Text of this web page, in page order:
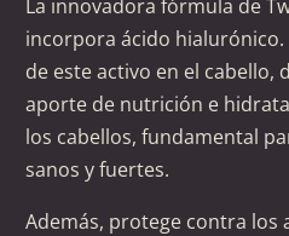
La innovadora fórmula de
incorpora ácido
de este activo en el cabello,
aporte de nutrición e
los cabellos, fundamental
sanos y fuertes.
Además, protege contra los